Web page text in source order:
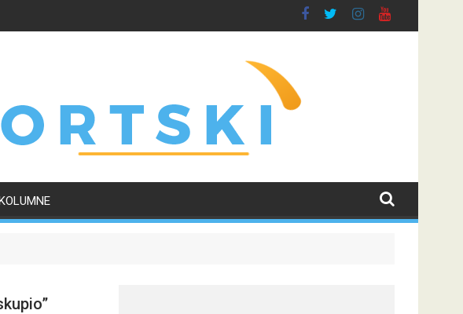
Meridian: Isprati borbu za grupnu fazu uz najveće kvote